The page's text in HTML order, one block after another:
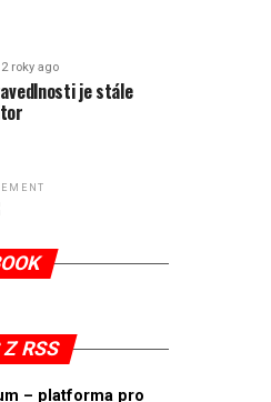
2 roky ago
je stále
RSS
– platforma pro